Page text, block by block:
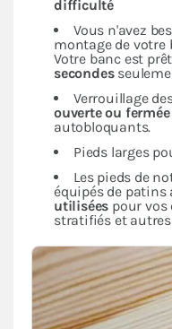
difficulté
Vous n'avez
montage de votre
Votre banc est prêt
secondes
Verrouillage
ouverte ou fermée
autobloquants.
Pieds larges
Les pieds de
équipés de patins
utilisées pour vos
stratifiés et